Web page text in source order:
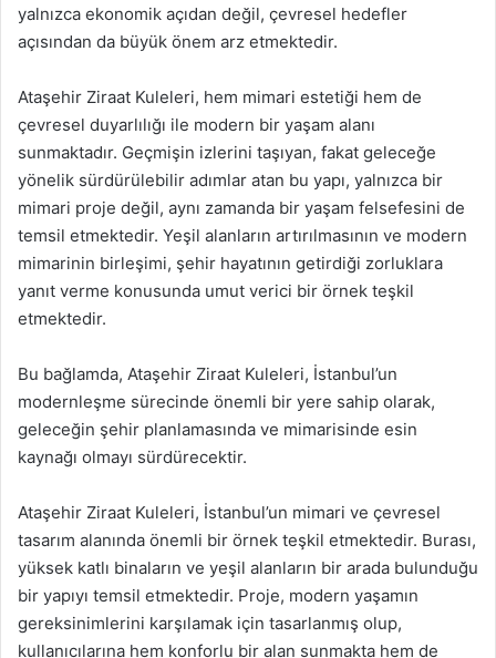
yalnızca ekonomik açıdan değil, çevresel hedefler
açısından da büyük önem arz etmektedir.
Ataşehir Ziraat Kuleleri, hem mimari estetiği hem de
çevresel duyarlılığı ile modern bir yaşam alanı
sunmaktadır. Geçmişin izlerini taşıyan, fakat geleceğe
yönelik sürdürülebilir adımlar atan bu yapı, yalnızca bir
mimari proje değil, aynı zamanda bir yaşam felsefesini de
temsil etmektedir. Yeşil alanların artırılmasının ve modern
mimarinin birleşimi, şehir hayatının getirdiği zorluklara
yanıt verme konusunda umut verici bir örnek teşkil
etmektedir.
Bu bağlamda, Ataşehir Ziraat Kuleleri, İstanbul’un
modernleşme sürecinde önemli bir yere sahip olarak,
geleceğin şehir planlamasında ve mimarisinde esin
kaynağı olmayı sürdürecektir.
Ataşehir Ziraat Kuleleri, İstanbul’un mimari ve çevresel
tasarım alanında önemli bir örnek teşkil etmektedir. Burası,
yüksek katlı binaların ve yeşil alanların bir arada bulunduğu
bir yapıyı temsil etmektedir. Proje, modern yaşamın
gereksinimlerini karşılamak için tasarlanmış olup,
kullanıcılarına hem konforlu bir alan sunmakta hem de